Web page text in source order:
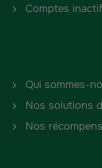
Comptes
Qui sommes-
Nos solutions
Nos